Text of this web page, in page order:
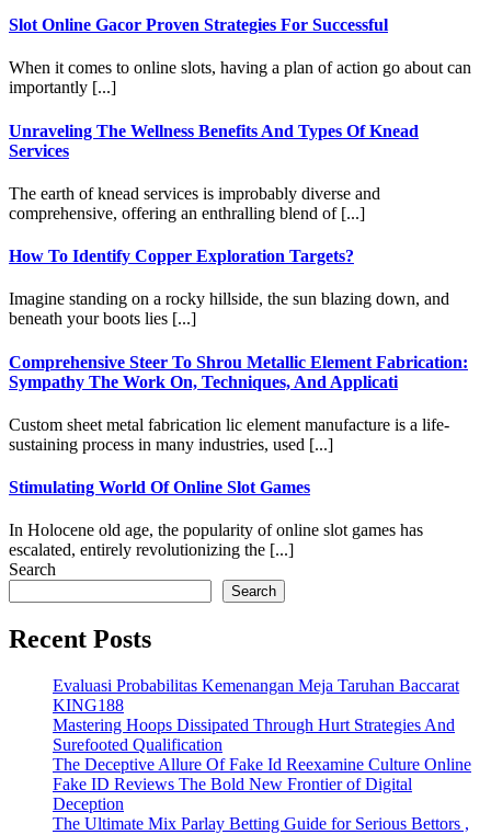
Slot Online Gacor Proven Strategies For Successful
When it comes to online slots, having a plan of action go about can
importantly [...]
Unraveling The Wellness Benefits And Types Of Knead
Services
The earth of knead services is improbably diverse and
comprehensive, offering an enthralling blend of [...]
How To Identify Copper Exploration Targets?
Imagine standing on a rocky hillside, the sun blazing down, and
beneath your boots lies [...]
Comprehensive Steer To Shrou Metallic Element Fabrication:
Sympathy The Work On, Techniques, And Applicati
Custom sheet metal fabrication lic element manufacture is a life-
sustaining process in many industries, used [...]
Stimulating World Of Online Slot Games
In Holocene old age, the popularity of online slot games has
escalated, entirely revolutionizing the [...]
Search
Search
Recent Posts
Evaluasi Probabilitas Kemenangan Meja Taruhan Baccarat
KING188
Mastering Hoops Dissipated Through Hurt Strategies And
Surefooted Qualification
The Deceptive Allure Of Fake Id Reexamine Culture Online
Fake ID Reviews The Bold New Frontier of Digital
Deception
The Ultimate Mix Parlay Betting Guide for Serious Bettors ,